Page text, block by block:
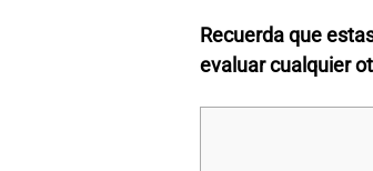
Recuerda que
evaluar cualquier